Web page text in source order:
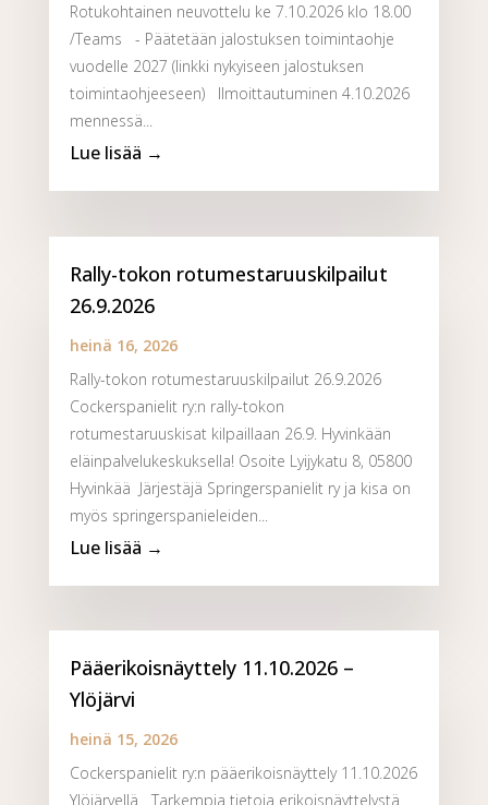
Rotukohtainen neuvottelu ke 7.10.2026 klo 18.00
/Teams - Päätetään jalostuksen toimintaohje
vuodelle 2027 (linkki nykyiseen jalostuksen
toimintaohjeeseen) Ilmoittautuminen 4.10.2026
mennessä...
Rally-tokon rotumestaruuskilpailut
26.9.2026
heinä 16, 2026
Rally-tokon rotumestaruuskilpailut 26.9.2026
Cockerspanielit ry:n rally-tokon
rotumestaruuskisat kilpaillaan 26.9. Hyvinkään
eläinpalvelukeskuksella! Osoite Lyijykatu 8, 05800
Hyvinkää Järjestäjä Springerspanielit ry ja kisa on
myös springerspanieleiden...
Pääerikoisnäyttely 11.10.2026 –
Ylöjärvi
heinä 15, 2026
Cockerspanielit ry:n pääerikoisnäyttely 11.10.2026
Ylöjärvellä Tarkempia tietoja erikoisnäyttelystä